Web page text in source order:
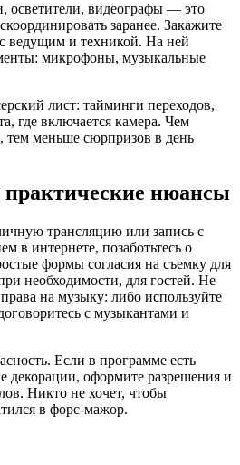
осветители, видеографы — это
заранее. Закажите
ведущим и техникой. На ней
микрофоны, музыкальные
лист: тайминги переходов,
где включается камера. Чем
тем меньше сюрпризов в день
нюансы
трансляцию или запись с
в интернете, позаботьтесь о
формы согласия на съемку для
необходимости, для гостей. Не
на музыку: либо используйте
с музыкантами и
Если в программе есть
декорации, оформите разрешения и
Никто не хочет, чтобы
в форс-мажор.